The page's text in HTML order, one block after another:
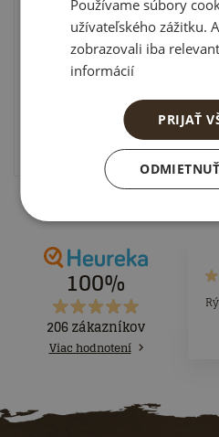
Skladom· u vás 11.8.
€
Do košíka
100%
206 zákazníkov
Viac hodnotení
Používame súbory
užívateľského zážitku.
zobrazovali iba
informácií
PRIJAŤ